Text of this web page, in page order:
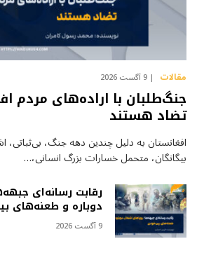
مقالات 9 آگست 2026
جنگ‌طلبان با اراده‌های مردم
تضاد هستند
افغانستان به دلیل چندین دهه جنگ، بی‌ثباتی،
بیگانگان، متحمل خسارات بزرگ انسانی،…
رقابت رسانه‌ای
دوباره و طعنه‌های
9 آگست 2026